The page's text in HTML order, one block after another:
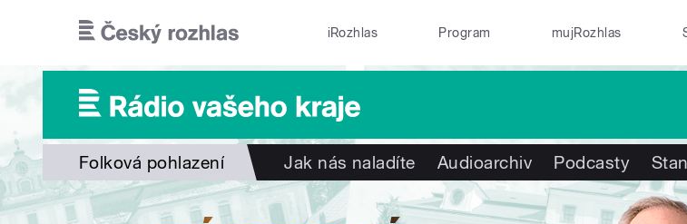
iRozhlas Program mujRozhlas
Folková pohlazení Jak nás naladíte Audioarchiv Podcasty